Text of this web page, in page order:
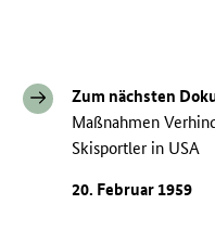
Zum nächsten
Maßnahmen
Skisportler in USA
20. Februar 1959